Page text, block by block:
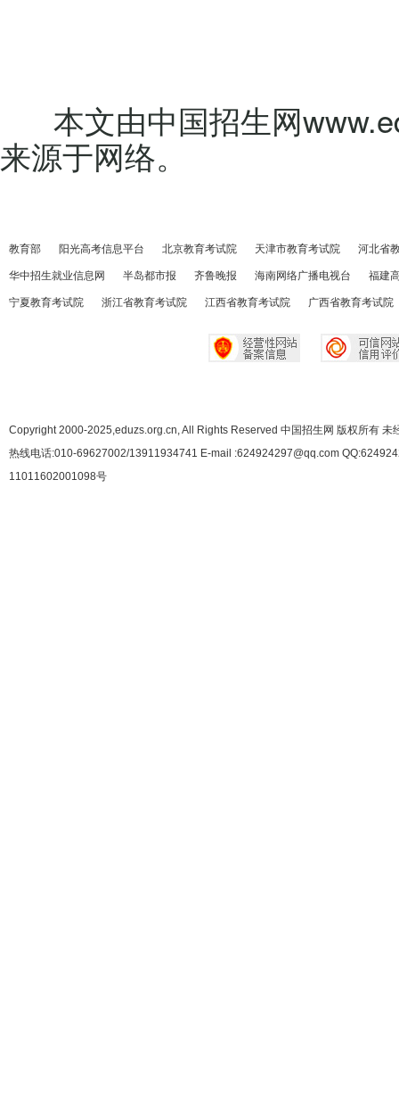
本文由中国招生网
来源于网络。
教育部 阳光高考信息平台 北京教育考试院 天津市教育考试院 河北省
华中招生就业信息网 半岛都市报 齐鲁晚报 海南网络广播电视台 福建
宁夏教育考试院 浙江省教育考试院 江西省教育考试院 广西省教育考试院
Copyright 2000-2025,eduzs.org.cn, All Rights Reserved 中国招生网 版权所有 未
热线电话:010-69627002/13911934741 E-mail :624924297@qq.com
11011602001098号